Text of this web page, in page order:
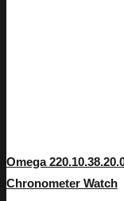
Omega
Chronometer Watch